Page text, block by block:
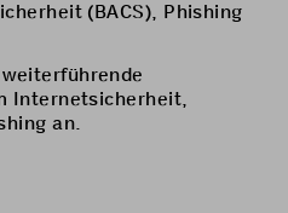
(BACS), Phishing
Internetsicherheit,
an.